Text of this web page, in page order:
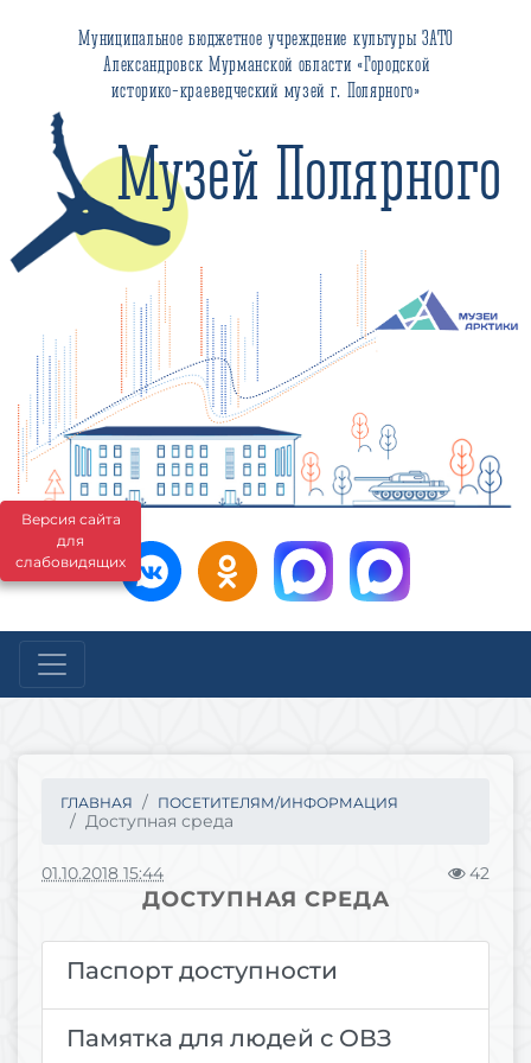
Версия сайта
для
слабовидящих
Муниципальное бюджетное учреждение культуры ЗАТО
Александровск Мурманской области «Городской
историко-краеведческий музей г. Полярного»
ГЛАВНАЯ ПОСЕТИТЕЛЯМ/ИНФОРМАЦИЯ
Доступная среда
01.10.2018 15:44 42
ДОСТУПНАЯ СРЕДА
Паспорт доступности
Памятка для людей с ОВЗ